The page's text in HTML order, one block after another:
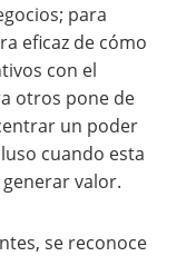
para
eficaz de cómo
con el
otros pone de
un poder
cuando esta
valor.
se reconoce